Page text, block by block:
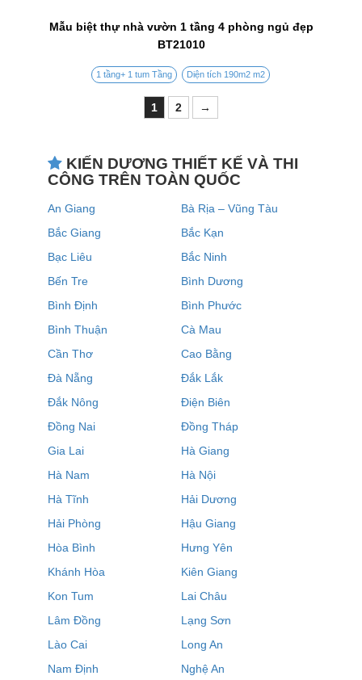
Mẫu biệt thự nhà vườn 1 tầng 4 phòng ngủ đẹp
BT21010
1 tầng+ 1 tum Tầng Diện tích 190m2 m2
1 2 →
KIẾN DƯƠNG THIẾT KẾ VÀ THI
CÔNG TRÊN TOÀN QUỐC
An Giang
Bà Rịa – Vũng Tàu
Bắc Giang
Bắc Kạn
Bạc Liêu
Bắc Ninh
Bến Tre
Bình Dương
Bình Định
Bình Phước
Bình Thuận
Cà Mau
Cần Thơ
Cao Bằng
Đà Nẵng
Đắk Lắk
Đắk Nông
Điện Biên
Đồng Nai
Đồng Tháp
Gia Lai
Hà Giang
Hà Nam
Hà Nội
Hà Tĩnh
Hải Dương
Hải Phòng
Hậu Giang
Hòa Bình
Hưng Yên
Khánh Hòa
Kiên Giang
Kon Tum
Lai Châu
Lâm Đồng
Lạng Sơn
Lào Cai
Long An
Nam Định
Nghệ An